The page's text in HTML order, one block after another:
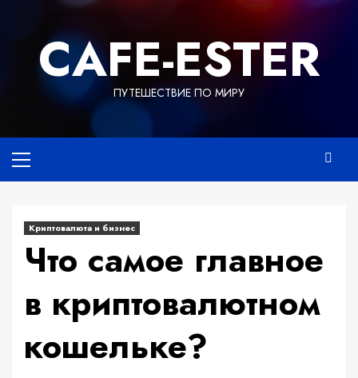
содержимому
СAFE-ESTER
ПУТЕШЕСТВИЕ ПО МИРУ
меню
Криптовалюта и бизнес
Что самое главное
в криптовалютном
кошельке?